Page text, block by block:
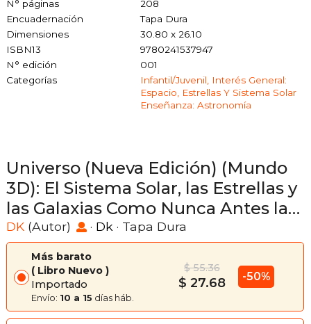
N° páginas
208
Encuadernación
Tapa Dura
Dimensiones
30.80 x 26.10
ISBN13
9780241537947
N° edición
001
Categorías
Infantil/juvenil, Interés General:
Espacio, Estrellas Y Sistema Solar
Enseñanza: Astronomía
Universo (Nueva Edición) (Mundo
3D): El Sistema Solar, las Estrellas y
las Galaxias Como Nunca Antes las
Habías Visto
DK (Autor) · Dk · Tapa Dura
Más barato
Libro Nuevo
Importado
Envío: 10 a 15 días háb.
$ 55.36
$ 27.68 -50%